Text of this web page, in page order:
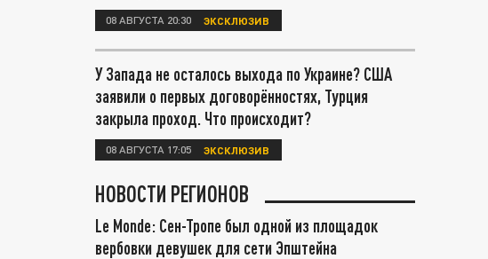
08 АВГУСТА 20:30 ЭКСКЛЮЗИВ
У Запада не осталось выхода по Украине? США
заявили о первых договорённостях, Турция
закрыла проход. Что происходит?
08 АВГУСТА 17:05 ЭКСКЛЮЗИВ
НОВОСТИ РЕГИОНОВ
Le Monde: Сен-Тропе был одной из площадок
вербовки девушек для сети Эпштейна